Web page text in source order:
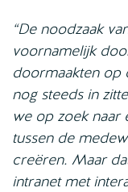
“De noodzaak
voornamelijk
doormaakten op
nog steeds in
we op zoek naar
tussen de
creëren. Maar
intranet met